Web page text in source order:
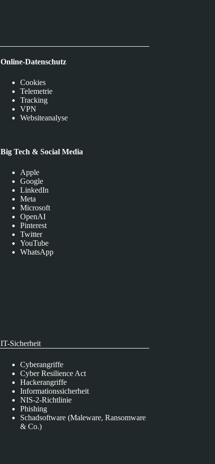
Online-Datenschutz
Cookies
Telemetrie
Tracking
VPN
Websiteanalyse
Big Tech & Social Media
Apple
Google
LinkedIn
Meta
Microsoft
OpenAI
Pinterest
Twitter
YouTube
WhatsApp
IT-Sicherheit
Cyberangriffe
Cyber Resilience Act
Hackerangriffe
Informationssicherheit
NIS-2-Richtlinie
Phishing
Schadsoftware (Maleware, Ransomware
& Co.)